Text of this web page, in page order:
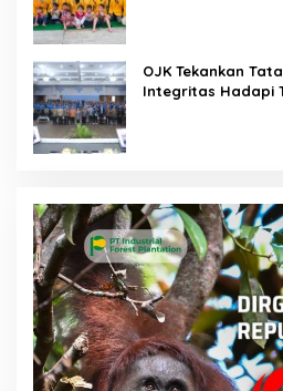
OJK Tekankan
Integritas Hadapi